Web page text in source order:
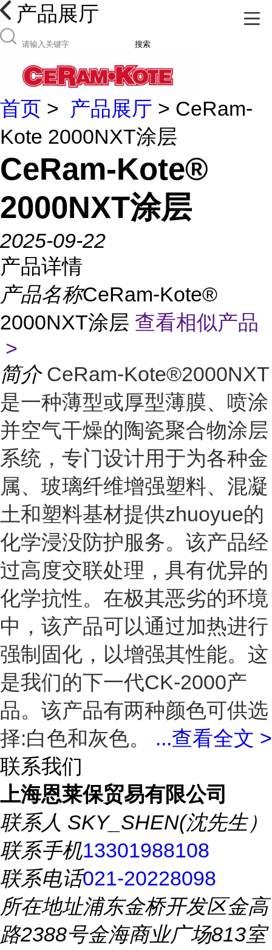
产品展厅
搜索
首页 > 产品展厅 > CeRam-
Kote 2000NXT涂层
CeRam-Kote®
2000NXT涂层
2025-09-22
产品详情
产品名称CeRam-Kote®
2000NXT涂层 查看相似产品
>
简介 CeRam-Kote®2000NXT
是一种薄型或厚型薄膜、喷涂
并空气干燥的陶瓷聚合物涂层
系统，专门设计用于为各种金
属、玻璃纤维增强塑料、混凝
土和塑料基材提供zhuoyue的
化学浸没防护服务。该产品经
过高度交联处理，具有优异的
化学抗性。在极其恶劣的环境
中，该产品可以通过加热进行
强制固化，以增强其性能。这
是我们的下一代CK-2000产
品。该产品有两种颜色可供选
择:白色和灰色。
...查看全文 >
联系我们
上海恩莱保贸易有限公司
联系人 SKY_SHEN(沈先生）
联系手机13301988108
联系电话021-20228098
所在地址浦东金桥开发区金高
路2388号金海商业广场813室